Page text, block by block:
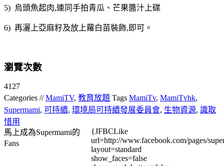
5) 烏頭魚起肉,連同手拍青瓜、芒果醬汁上碟
6) 再灑上亞麻籽及放上蘿白苗裝飾,即可。
瀏覽次數
4127
Categories //MamiTV, 教育放題 Tags MamiTv, MamiTvhk,
Supermami, 可持續, 環境局可持續發展委員會, 生物資源, 識取
惜用
馬上成為Supermami的
Fans
{JFBCLike
url=http://www.facebook.com/pages/
layout=standard
show_faces=false